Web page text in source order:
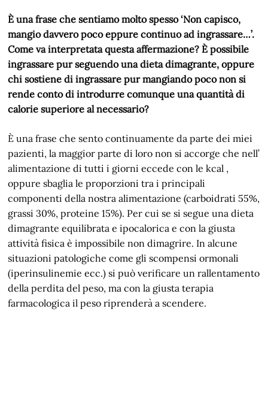
È una frase che sentiamo molto spesso ‘Non capisco,
mangio davvero poco eppure continuo ad ingrassare…’.
Come va interpretata questa affermazione? È possibile
ingrassare pur seguendo una dieta dimagrante, oppure
chi sostiene di ingrassare pur mangiando poco non si
rende conto di introdurre comunque una quantità di
calorie superiore al necessario?
È una frase che sento continuamente da parte dei miei
pazienti, la maggior parte di loro non si accorge che nell’
alimentazione di tutti i giorni eccede con le kcal ,
oppure sbaglia le proporzioni tra i principali
componenti della nostra alimentazione (carboidrati 55%,
grassi 30%, proteine 15%). Per cui se si segue una dieta
dimagrante equilibrata e ipocalorica e con la giusta
attività fisica è impossibile non dimagrire. In alcune
situazioni patologiche come gli scompensi ormonali
(iperinsulinemie ecc.) si può verificare un rallentamento
della perdita del peso, ma con la giusta terapia
farmacologica il peso riprenderà a scendere.